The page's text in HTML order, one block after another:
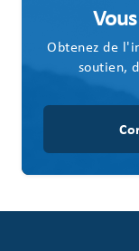
Obtenez de
soutien,